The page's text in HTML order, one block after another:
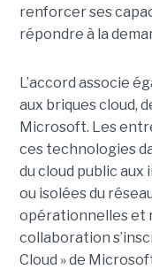
renforcer ses
répondre à la
L’accord associe
aux briques cloud,
Microsoft. Les
ces technologies
du cloud public
ou isolées du
opérationnelles et
collaboration
Cloud » de